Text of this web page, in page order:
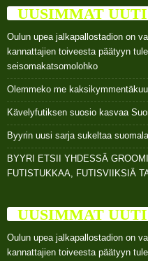
UUSIMMAT
Oulun upea jalkapallostadion on
kannattajien toiveesta päätyyn
seisomakatsomolohko
Olemmeko me
Kävelyfutiksen suosio kasvaa
Byyrin uusi sarja sukeltaa
BYYRI ETSII YHDESSÄ
FUTISTUKKAA, FUTISVIIKSIÄ
UUSIMMAT
Oulun upea jalkapallostadion on
kannattajien toiveesta päätyyn